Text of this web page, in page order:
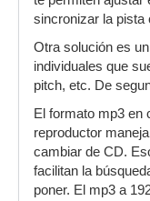
sincronizar la pista
Otra solución es
individuales que
pitch, etc. De
El formato mp3 en
reproductor
cambiar de CD.
facilitan la
poner. El mp3 a